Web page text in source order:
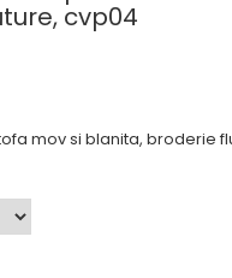
cvp04
mov si blanita, broderie